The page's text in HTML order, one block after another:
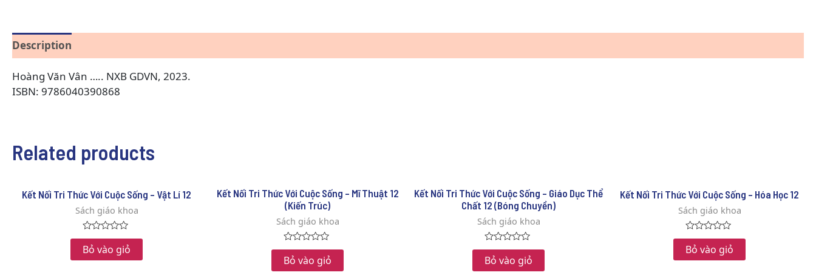
Description
Hoàng Văn Vân ….. NXB GDVN, 2023.
ISBN: 9786040390868
Related products
Kết Nối Tri Thức Với Cuộc Sống – Vật Lí 12
Sách giáo khoa
Rated
0
out
of
Bỏ vào giỏ
Kết Nối Tri Thức Với Cuộc Sống – Mĩ Thuật 12
(Kiến Trúc)
Sách giáo khoa
Rated
0
out
of
Bỏ vào giỏ
Kết Nối Tri Thức Với Cuộc Sống – Giáo Dục Thể
Chất 12 (Bóng Chuyền)
Sách giáo khoa
Rated
0
out
of
Bỏ vào giỏ
Kết Nối Tri Thức Với Cuộc Sống – Hóa Học 12
Sách giáo khoa
Rated
0
out
of
Bỏ vào giỏ